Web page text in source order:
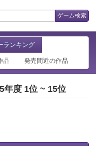
ゲーム検索
ランキング
品 発売間近の作品
年度 1位 ~ 15位